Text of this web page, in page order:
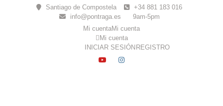
Santiago de Compostela
+34 881 183 016
info@pontraga.es
9am-5pm
Mi cuentaMi cuenta
Mi cuenta
INICIAR SESIÓN REGISTRO
YOUTUBE
INSTAGRAM